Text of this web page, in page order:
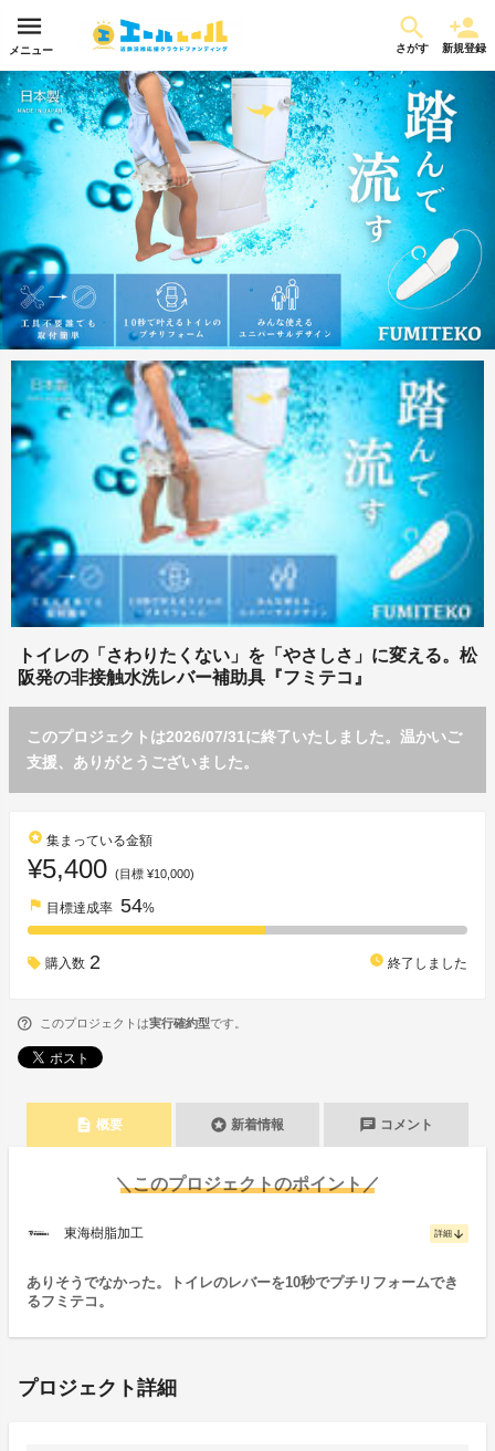
メニュー さがす 新規登録
トイレの「さわりたくない」を「やさしさ」に変える。松
阪発の非接触水洗レバー補助具『フミテコ』
このプロジェクトは2026/07/31に終了いたしました。温かいご
支援、ありがとうございました。
stars 集まっている金額
¥5,400 (目標 ¥10,000)
flag 目標達成率 54%
購入数 2 watch_later 終了しました
このプロジェクトは実行確約型です。
description 概要 stars 新着情報 chat コメント
＼このプロジェクトのポイント／
東海樹脂加工 詳細 arrow_downward
ありそうでなかった。トイレのレバーを10秒でプチリフォームでき
るフミテコ。
プロジェクト詳細